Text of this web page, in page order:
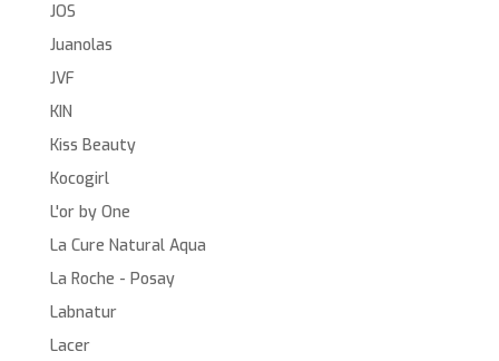
JOS
Juanolas
JVF
KIN
Kiss Beauty
Kocogirl
L'or by One
La Cure Natural Aqua
La Roche - Posay
Labnatur
Lacer